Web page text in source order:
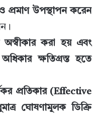
প্রমাণ উপস্থাপন করেন
করা হয় এবং
ক্ষতিগ্রস্ত হতে
প্রতিকার (Effective
ঘোষণামূলক ডিক্রি